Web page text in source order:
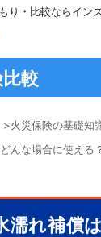
り・比較ならイン
較
>火災保険の基礎知
んな場合に使える
濡れ補償